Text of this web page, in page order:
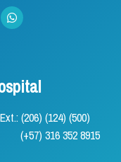
(206) (124) (500)
8915